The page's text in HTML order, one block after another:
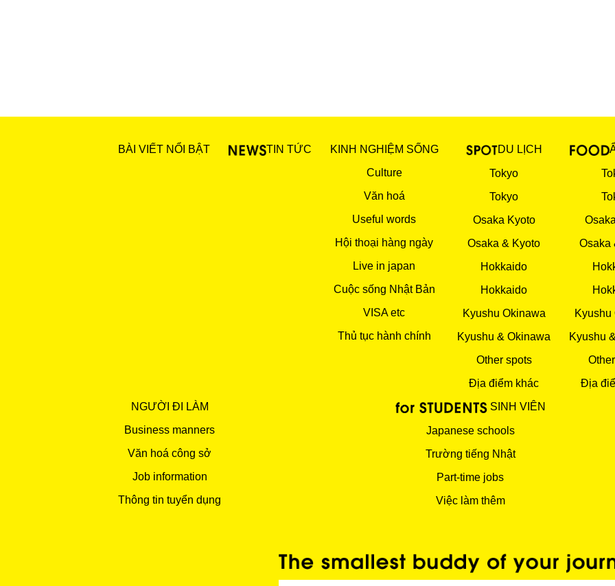
BÀI VIẾT NỔI BẬT TIN TỨC
KINH NGHIỆM SỐNG
Culture
Văn hoá
Useful words
Hội thoại hàng ngày
Live in japan
Cuộc sống Nhật Bản
VISA etc
Thủ tục hành chính
DU LỊCH
Tokyo
Tokyo
Osaka Kyoto
Osaka & Kyoto
Hokkaido
Hokkaido
Kyushu Okinawa
Kyushu & Okinawa
Other spots
Địa điểm khác
Osaka
Kyushu
Kyushu
Địa
NGƯỜI ĐI LÀM
Business manners
Văn hoá công sở
Job information
Thông tin tuyển dụng
SINH VIÊN
Japanese schools
Trường tiếng Nhật
Part-time jobs
Việc làm thêm